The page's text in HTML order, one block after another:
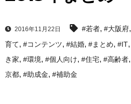
2016年11月22日 #若者, #大阪府,
育て, #コンテンツ, #結婚, #まとめ, #IT,
き家, #環境, #個人向け, #住宅, #高齢者,
京都, #助成金, #補助金